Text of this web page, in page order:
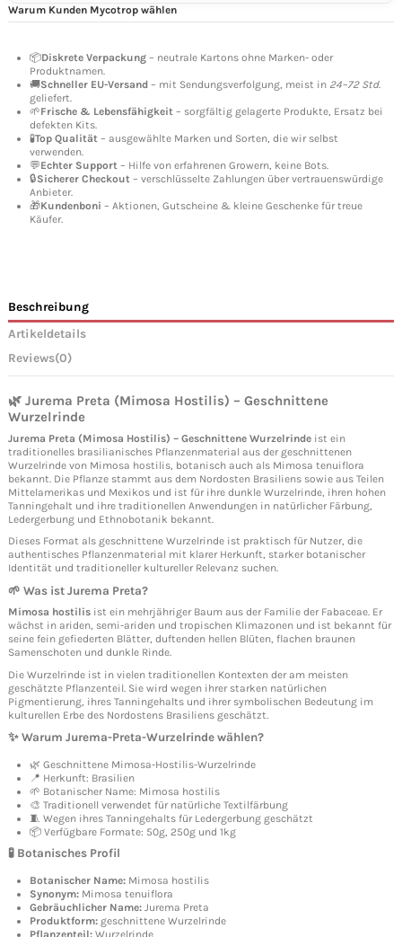
Warum Kunden Mycotrop wählen
📦Diskrete Verpackung – neutrale Kartons ohne Marken- oder
Produktnamen.
🚚Schneller EU-Versand – mit Sendungsverfolgung, meist in 24–72 Std.
geliefert.
🌱Frische & Lebensfähigkeit – sorgfältig gelagerte Produkte, Ersatz bei
defekten Kits.
🧪Top Qualität – ausgewählte Marken und Sorten, die wir selbst
verwenden.
💬Echter Support – Hilfe von erfahrenen Growern, keine Bots.
🔒Sicherer Checkout – verschlüsselte Zahlungen über vertrauenswürdige
Anbieter.
🎁Kundenboni – Aktionen, Gutscheine & kleine Geschenke für treue
Käufer.
Beschreibung
Artikeldetails
Reviews(0)
🌿 Jurema Preta (Mimosa Hostilis) – Geschnittene
Wurzelrinde
Jurema Preta (Mimosa Hostilis) – Geschnittene Wurzelrinde ist ein
traditionelles brasilianisches Pflanzenmaterial aus der geschnittenen
Wurzelrinde von Mimosa hostilis, botanisch auch als Mimosa tenuiflora
bekannt. Die Pflanze stammt aus dem Nordosten Brasiliens sowie aus Teilen
Mittelamerikas und Mexikos und ist für ihre dunkle Wurzelrinde, ihren hohen
Tanningehalt und ihre traditionellen Anwendungen in natürlicher Färbung,
Ledergerbung und Ethnobotanik bekannt.
Dieses Format als geschnittene Wurzelrinde ist praktisch für Nutzer, die
authentisches Pflanzenmaterial mit klarer Herkunft, starker botanischer
Identität und traditioneller kultureller Relevanz suchen.
🌱 Was ist Jurema Preta?
Mimosa hostilis ist ein mehrjähriger Baum aus der Familie der Fabaceae. Er
wächst in ariden, semi-ariden und tropischen Klimazonen und ist bekannt für
seine fein gefiederten Blätter, duftenden hellen Blüten, flachen braunen
Samenschoten und dunkle Rinde.
Die Wurzelrinde ist in vielen traditionellen Kontexten der am meisten
geschätzte Pflanzenteil. Sie wird wegen ihrer starken natürlichen
Pigmentierung, ihres Tanningehalts und ihrer symbolischen Bedeutung im
kulturellen Erbe des Nordostens Brasiliens geschätzt.
✨ Warum Jurema-Preta-Wurzelrinde wählen?
🌿 Geschnittene Mimosa-Hostilis-Wurzelrinde
📍 Herkunft: Brasilien
🌱 Botanischer Name: Mimosa hostilis
🎨 Traditionell verwendet für natürliche Textilfärbung
🧵 Wegen ihres Tanningehalts für Ledergerbung geschätzt
📦 Verfügbare Formate: 50g, 250g und 1kg
🧪 Botanisches Profil
Botanischer Name: Mimosa hostilis
Synonym: Mimosa tenuiflora
Gebräuchlicher Name: Jurema Preta
Produktform: geschnittene Wurzelrinde
Pflanzenteil: Wurzelrinde